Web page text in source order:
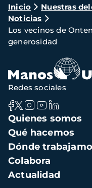
Ruta
de
navegación
Inicio Nuestras
Noticias
Los vecinos de
generosidad
Navegación
principal
Quienes somos
Qué hacemos
Dónde
Colabora
Actualidad
Redes sociales